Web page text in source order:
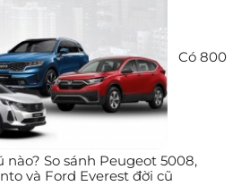
Có 800
So sánh Peugeot 5008,
và Ford Everest đời cũ